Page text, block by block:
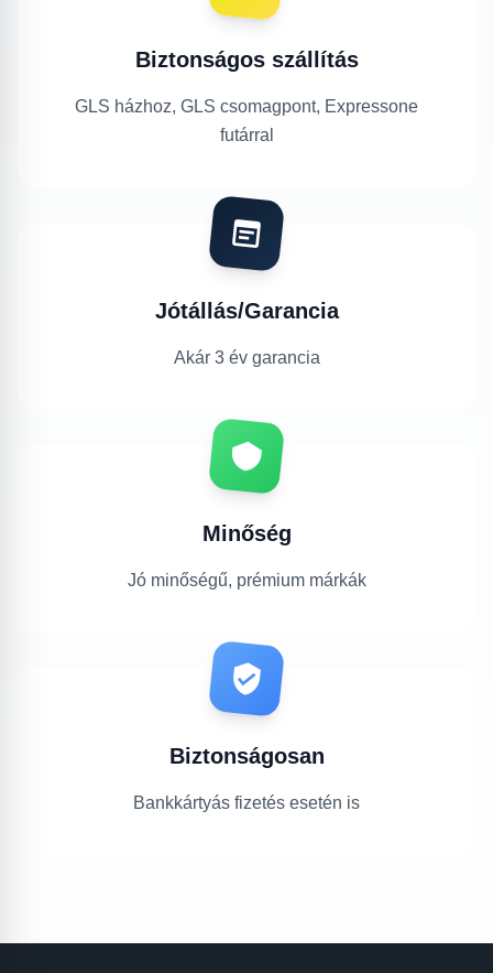
Biztonságos szállítás
GLS házhoz, GLS csomagpont, Expressone
futárral
Jótállás/Garancia
Akár 3 év garancia
Minőség
Jó minőségű, prémium márkák
Biztonságosan
Bankkártyás fizetés esetén is